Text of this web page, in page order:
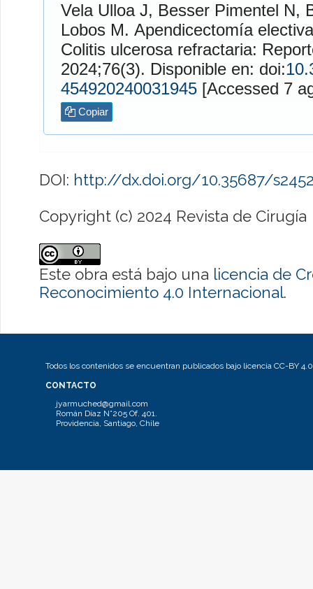
Vela UlloaJ, Besser Pimentel N,
LobosM. Apendicectomía electiva en el manejo de la
Colitis ulcerosa refractaria:
2024;76(3). Disponible en: doi:
454920240031945
Copiar
DOI: http://dx.doi.org/10.35687/
Copyright (c) 2024 Revista de Cirugía
Este obra está bajo una licencia de
Reconocimiento 4.0 Internacional.
Todos los contenidos se encuentran publicados bajo licencia CC-BY 4.0
CONTACTO
jyarmuched@gmail.com
Román Díaz N°205 Of. 401.
Providencia, Santiago, Chile